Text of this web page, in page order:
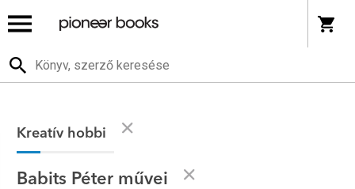
Kreatív hobbi
Babits Péter művei